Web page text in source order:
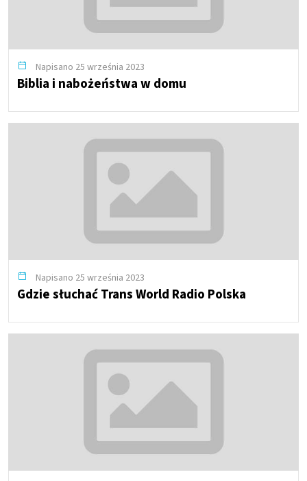
Napisano 25 września 2023
Biblia i nabożeństwa w domu
Napisano 25 września 2023
Gdzie słuchać Trans World Radio Polska